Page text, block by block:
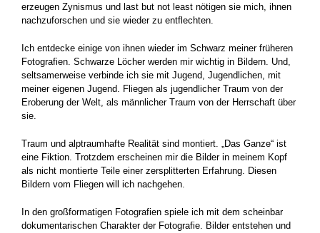
erzeugen Zy­nismus und last but not least nötigen sie mich, ihnen
nachzufor­schen und sie wieder zu entflechten.
Ich entdecke einige von ihnen wieder im Schwarz meiner früheren
Fotografien. Schwarze Löcher werden mir wichtig in Bildern. Und,
seltsamerweise verbinde ich sie mit Jugend, Jugendlichen, mit
meiner eigenen Jugend. Fliegen als jugendlicher Traum von der
Eroberung der Welt, als männlicher Traum von der Herrschaft über
sie.
Traum und alptraumhafte Realität sind montiert. „Das Ganze“ ist
eine Fiktion. Trotzdem erscheinen mir die Bilder in meinem Kopf
als nicht montierte Teile einer zersplitterten Erfahrung. Diesen
Bildern vom Fliegen will ich nachgehen.
In den großformatigen Fotografien spiele ich mit dem scheinbar
dokumentarischen Charakter der Fotografie. Bilder entstehen und